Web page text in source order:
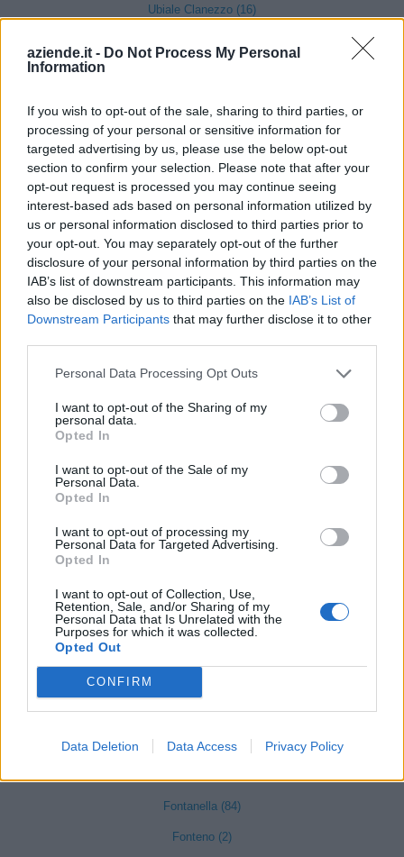
aziende.it - Do Not Process My Personal
Information
If you wish to opt-out of the sale, sharing to third parties, or
processing of your personal or sensitive information for
targeted advertising by us, please use the below opt-out
section to confirm your selection. Please note that after your
opt-out request is processed you may continue seeing
interest-based ads based on personal information utilized by
us or personal information disclosed to third parties prior to
your opt-out. You may separately opt-out of the further
disclosure of your personal information by third parties on the
IAB’s list of downstream participants. This information may
also be disclosed by us to third parties on the IAB’s List of
Downstream Participants that may further disclose it to other
Personal Data Processing Opt Outs
I want to opt-out of the Sharing of my
personal data.
Opted In
I want to opt-out of the Sale of my
Personal Data.
Opted In
I want to opt-out of processing my
Personal Data for Targeted Advertising.
Opted In
I want to opt-out of Collection, Use,
Retention, Sale, and/or Sharing of my
Personal Data that Is Unrelated with the
Purposes for which it was collected.
Opted Out
CONFIRM
Data Deletion Data Access Privacy Policy
Ubiale Clanezzo (16)
Colzate (34)
Comun Nuovo (89)
Corna Imagna (6)
Cornalba (2)
Cortenuova (41)
Costa Valle Imagna (4)
Costa di Mezzate (68)
Costa Serina (11)
Costa Volpino (280)
Covo (101)
Curno (344)
Dalmine (397)
Endine Gaiano (94)
Entratico (29)
Fara Olivana con Sola (27)
Filago (50)
Fino del Monte (14)
Fontanella (84)
Fonteno (2)